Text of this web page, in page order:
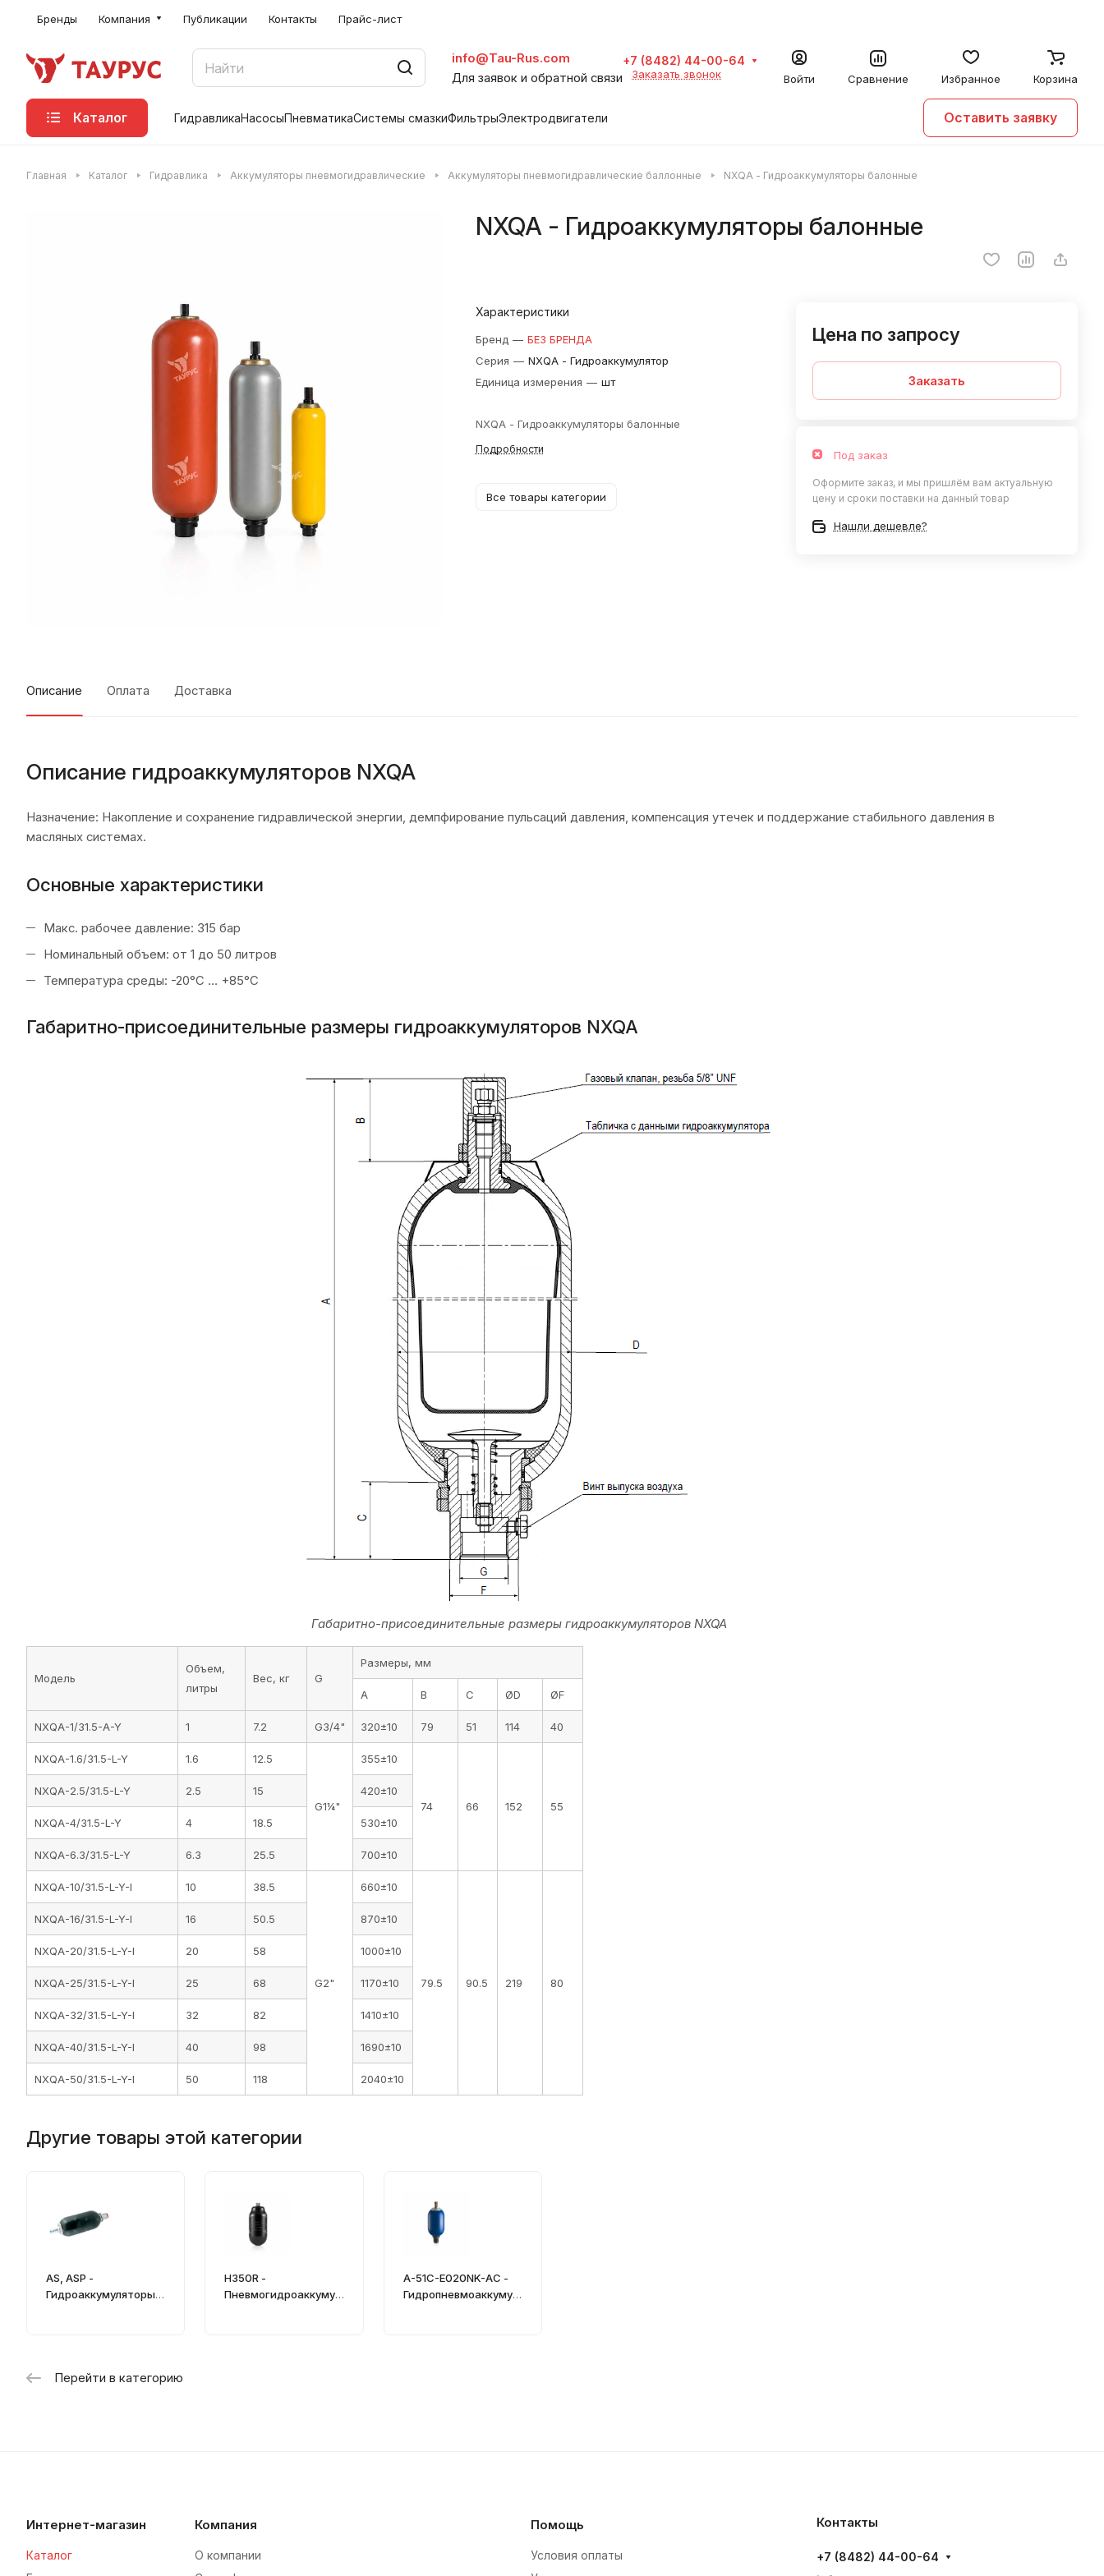
Бренды Компания Публикации Контакты Прайс-лист
info@Tau-Rus.com
Для заявок и обратной связи
+7 (8482) 44-00-64
Заказать звонок Войти Сравнение Избранное Корзина
Каталог ГидравликаНасосыПневматикаСистемы смазкиФильтрыЭлектродвигатели Оставить заявку
Главная Каталог Гидравлика Аккумуляторы пневмогидравлические Аккумуляторы пневмогидравлические баллонные NXQA - Гидроаккумуляторы балонные
NXQA - Гидроаккумуляторы балонные
Характеристики
Бренд — БЕЗ БРЕНДА
Серия — NXQA - Гидроаккумулятор
Единица измерения — шт
NXQA - Гидроаккумуляторы балонные
Подробности
Все товары категории
Цена по запросу
Заказать
Под заказ
Оформите заказ, и мы пришлём вам актуальную
цену и сроки поставки на данный товар
Нашли дешевле?
Описание Оплата Доставка
Описание гидроаккумуляторов NXQA
Назначение: Накопление и сохранение гидравлической энергии, демпфирование пульсаций давления, компенсация утечек и поддержание стабильного давления в
масляных системах.
Основные характеристики
Макс. рабочее давление: 315 бар
Номинальный объем: от 1 до 50 литров
Температура среды: -20°C … +85°C
Габаритно-присоединительные размеры гидроаккумуляторов NXQA
Габаритно-присоединительные размеры гидроаккумуляторов NXQA
Модель
Объем,
литры
Вес, кг G
Размеры, мм
A B C ØD ØF
NXQA-1/31.5-A-Y 1 7.2 G3/4" 320±10 79 51 114 40
NXQA-1.6/31.5-L-Y 1.6 12.5
G1¼"
355±10
74 66 152 55
NXQA-2.5/31.5-L-Y 2.5 15 420±10
NXQA-4/31.5-L-Y 4 18.5 530±10
NXQA-6.3/31.5-L-Y 6.3 25.5 700±10
NXQA-10/31.5-L-Y-I 10 38.5
G2"
660±10
79.5 90.5 219 80
NXQA-16/31.5-L-Y-I 16 50.5 870±10
NXQA-20/31.5-L-Y-I 20 58 1000±10
NXQA-25/31.5-L-Y-I 25 68 1170±10
NXQA-32/31.5-L-Y-I 32 82 1410±10
NXQA-40/31.5-L-Y-I 40 98 1690±10
NXQA-50/31.5-L-Y-I 50 118 2040±10
Другие товары этой категории
AS, ASP -
Гидроаккумуляторы
H350R -
Пневмогидроаккумул
A-51C-E020NK-AC -
Гидропневмоаккумул
Перейти в категорию
Интернет-магазин
Каталог
Компания
О компании
Помощь
Условия оплаты
Контакты
+7 (8482) 44-00-64